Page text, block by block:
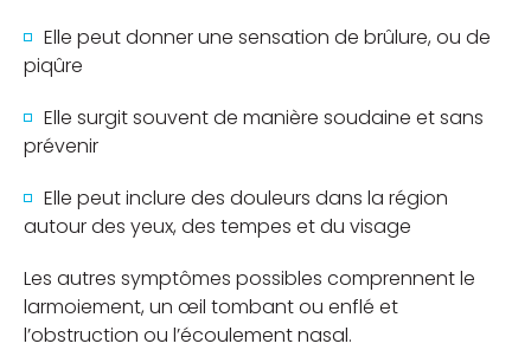
Elle peut donner une sensation de brûlure, ou de
piqûre
Elle surgit souvent de manière soudaine et sans
prévenir
Elle peut inclure des douleurs dans la région
autour des yeux, des tempes et du visage
Les autres symptômes possibles comprennent le
larmoiement, un œil tombant ou enflé et
l’obstruction ou l’écoulement nasal.